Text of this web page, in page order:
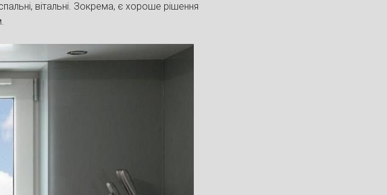
вітальні. Зокрема, є хороше рішення